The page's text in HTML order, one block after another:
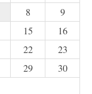
8
9
15
16
22
23
29
30